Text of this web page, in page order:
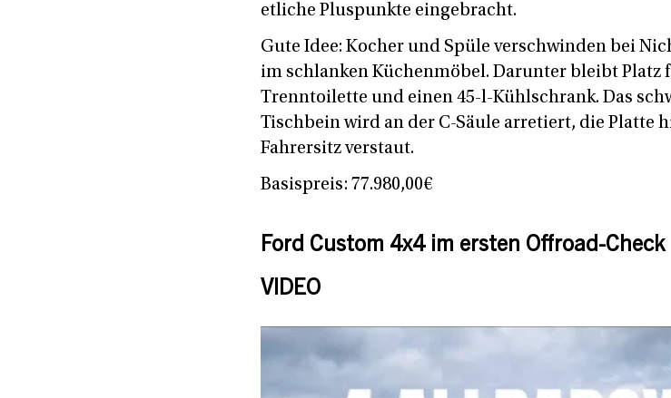
etliche Pluspunkte eingebracht.
Gute Idee: Kocher und Spüle verschwinden bei
im schlanken Küchenmöbel. Darunter bleibt Platz
Trenntoilette und einen 45-l-Kühlschrank. Das
Tischbein wird an der C-Säule arretiert, die Platte
Fahrersitz verstaut.
Basispreis: 77.980,00€
Ford Custom 4x4 im ersten Offroad-Check
VIDEO